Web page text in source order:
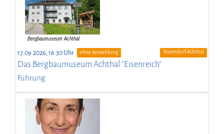
17.09.2026, 16:30 Uhr ohne Anmeldung Teisendorf-Achthal
Das Bergbaumuseum Achthal "Eisenreich"
Führung